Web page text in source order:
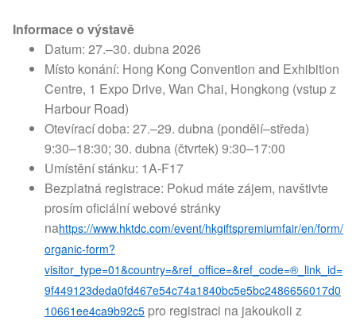
Informace o výstavě
Datum: 27.–30. dubna 2026
Místo konání: Hong Kong Convention and Exhibition
Centre, 1 Expo Drive, Wan Chai, Hongkong (vstup z
Harbour Road)
Otevírací doba: 27.–29. dubna (pondělí–středa)
9:30–18:30; 30. dubna (čtvrtek) 9:30–17:00
Umístění stánku: 1A-F17
Bezplatná registrace: Pokud máte zájem, navštivte
prosím oficiální webové stránky
nahttps://www.hktdc.com/event/hkgiftspremiumfair/en/form/
organic-form?
visitor_type=01&country=&ref_office=&ref_code=®_link_id=
9f449123deda0fd467e54c74a1840bc5e5bc2486656017d0
10661ee4ca9b92c5 pro registraci na jakoukoli z